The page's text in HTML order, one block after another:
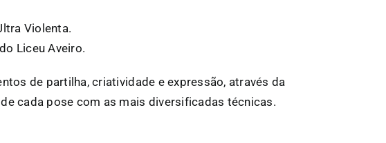
Violenta.
Liceu Aveiro.
de partilha, criatividade e expressão, através da
cada pose com as mais diversificadas técnicas.